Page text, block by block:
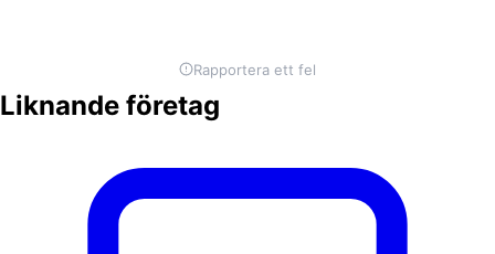
Rapportera ett fel
Liknande företag